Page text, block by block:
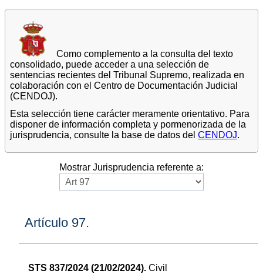
Como complemento a la consulta del texto
consolidado, puede acceder a una selección de
sentencias recientes del Tribunal Supremo, realizada en
colaboración con el Centro de Documentación Judicial
(CENDOJ).
Esta selección tiene carácter meramente orientativo. Para
disponer de información completa y pormenorizada de la
jurisprudencia, consulte la base de datos del CENDOJ.
Mostrar Jurisprudencia referente a:
Artículo 97.
STS 837/2024 (21/02/2024). Civil